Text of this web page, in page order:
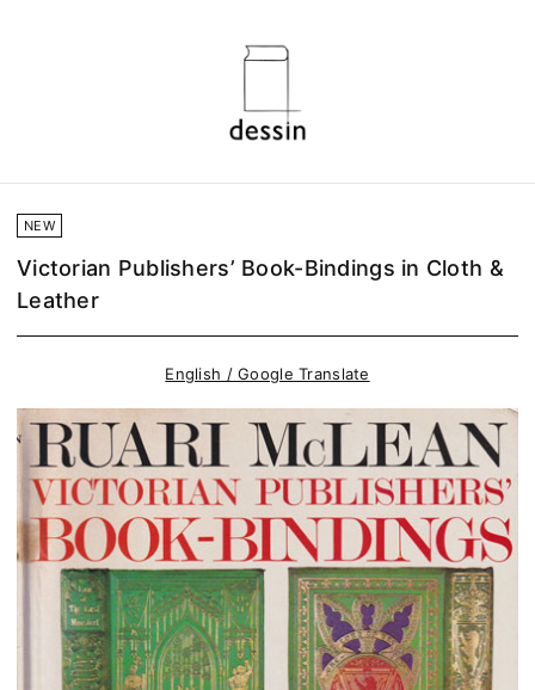
NEW
Victorian Publishers’ Book-Bindings in Cloth &
Leather
English / Google Translate